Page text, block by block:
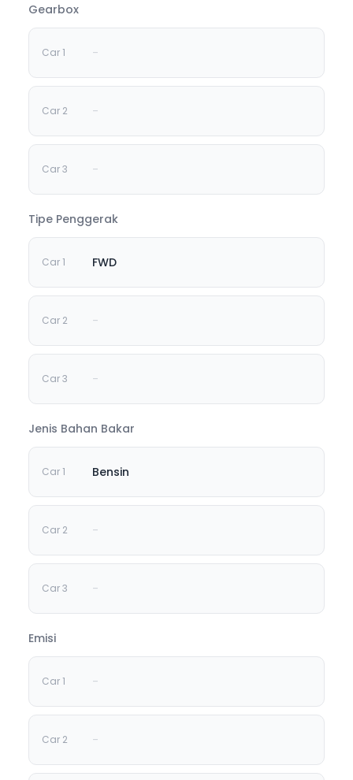
Gearbox
-
-
-
Tipe Penggerak
FWD
-
-
Jenis Bahan Bakar
Bensin
-
-
Emisi
-
-